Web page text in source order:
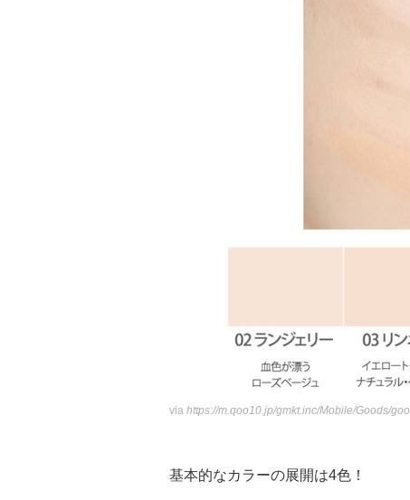
via https://m.qoo10.jp/gmkt.inc/Mobile/Goods/
基本的なカラーの展開は4色！